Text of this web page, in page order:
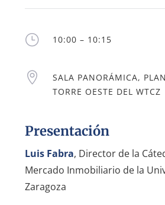
} 10:00 – 10:15

SALA PANORÁMICA,
TORRE OESTE DEL WTCZ
Presentación
Luis Fabra, Director de la
Mercado Inmobiliario de la
Zaragoza